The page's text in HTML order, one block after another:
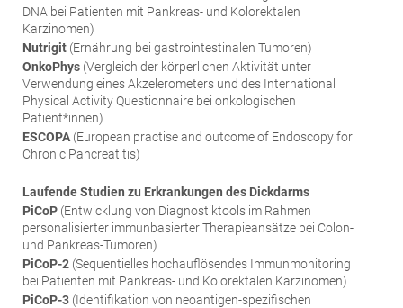
DNA bei Patienten mit Pankreas- und Kolorektalen
Karzinomen)
Nutrigit (Ernährung bei gastrointestinalen Tumoren)
OnkoPhys (Vergleich der körperlichen Aktivität unter
Verwendung eines Akzelerometers und des International
Physical Activity Questionnaire bei onkologischen
Patient*innen)
ESCOPA (European practise and outcome of Endoscopy for
Chronic Pancreatitis)
Laufende Studien zu Erkrankungen des Dickdarms
PiCoP (Entwicklung von Diagnostiktools im Rahmen
personalisierter immunbasierter Therapieansätze bei Colon-
und Pankreas-Tumoren)
PiCoP-2 (Sequentielles hochauflösendes Immunmonitoring
bei Patienten mit Pankreas- und Kolorektalen Karzinomen)
PiCoP-3 (Identifikation von neoantigen-spezifischen